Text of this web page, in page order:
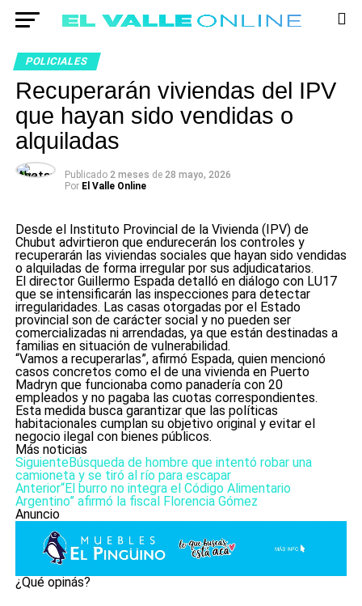
POLICIALES
Recuperarán viviendas del IPV
que hayan sido vendidas o
alquiladas
Publicado 2 meses de 28 mayo, 2026
Por El Valle Online
Desde el Instituto Provincial de la Vivienda (IPV) de
Chubut advirtieron que endurecerán los controles y
recuperarán las viviendas sociales que hayan sido vendidas
o alquiladas de forma irregular por sus adjudicatarios.
El director Guillermo Espada detalló en diálogo con LU17
que se intensificarán las inspecciones para detectar
irregularidades. Las casas otorgadas por el Estado
provincial son de carácter social y no pueden ser
comercializadas ni arrendadas, ya que están destinadas a
familias en situación de vulnerabilidad.
“Vamos a recuperarlas”, afirmó Espada, quien mencionó
casos concretos como el de una vivienda en Puerto
Madryn que funcionaba como panadería con 20
empleados y no pagaba las cuotas correspondientes.
Esta medida busca garantizar que las políticas
habitacionales cumplan su objetivo original y evitar el
negocio ilegal con bienes públicos.
Más noticias
SiguienteBúsqueda de hombre que intentó robar una
camioneta y se tiró al río para escapar
Anterior“El burro no integra el Código Alimentario
Argentino” afirmó la fiscal Florencia Gómez
Anuncio
¿Qué opinás?